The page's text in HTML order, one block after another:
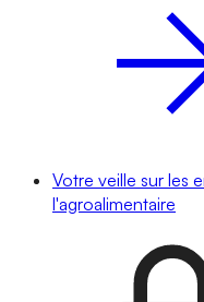
Votre veille sur les
l'agroalimentaire